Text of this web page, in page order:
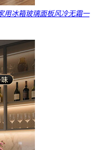
用冰箱玻璃面板风冷无霜一